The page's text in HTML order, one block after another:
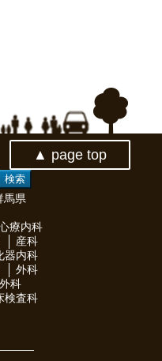
▲ page top
馬県
療内科
産科
器内科
外科
科
検査科